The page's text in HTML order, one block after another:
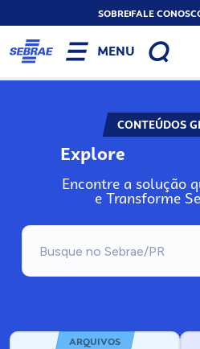
SOBREFALE
MENU
CONTEÚDOS
Explore
Encontre a solução
e Transforme
ARQUIVOS